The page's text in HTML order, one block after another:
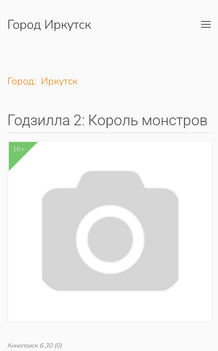
Перейти к содержимому
Город Иркутск
Город: Иркутск
Годзилла 2: Король монстров
16+
Кинопоиск 6.30(0)